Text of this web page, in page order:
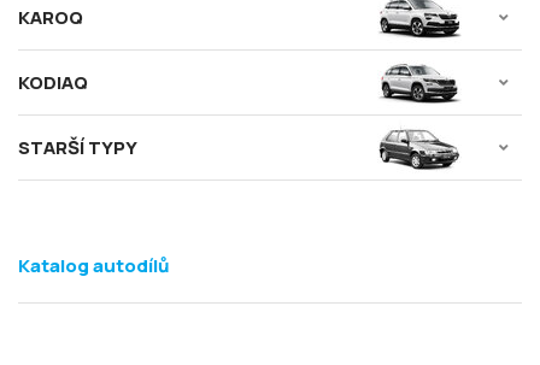
KAROQ
KODIAQ
STARŠÍ TYPY
Katalog autodílů